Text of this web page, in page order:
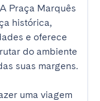
Praça Marquês
histórica,
e oferece
do ambiente
suas margens.
uma viagem